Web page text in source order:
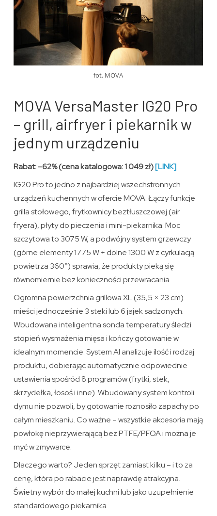
fot. MOVA
MOVA VersaMaster IG20 Pro
– grill, airfryer i piekarnik w
jednym urządzeniu
Rabat: –62% (cena katalogowa: 1 049 zł)[LINK]
IG20 Pro to jedno z najbardziej wszechstronnych
urządzeń kuchennych w ofercie MOVA. Łączy funkcje
grilla stołowego, frytkownicy beztłuszczowej (air
fryera), płyty do pieczenia i mini-piekarnika. Moc
szczytowa to 3075 W, a podwójny system grzewczy
(górne elementy 1775 W + dolne 1300 W z cyrkulacją
powietrza 360°) sprawia, że produkty pieką się
równomiernie bez konieczności przewracania.
Ogromna powierzchnia grillowa XL (35,5 × 23 cm)
mieści jednocześnie 3 steki lub 6 jajek sadzonych.
Wbudowana inteligentna sonda temperatury śledzi
stopień wysmażenia mięsa i kończy gotowanie w
idealnym momencie. System AI analizuje ilość i rodzaj
produktu, dobierając automatycznie odpowiednie
ustawienia spośród 8 programów (frytki, stek,
skrzydełka, łosoś i inne). Wbudowany system kontroli
dymu nie pozwoli, by gotowanie roznosiło zapachy po
całym mieszkaniu. Co ważne – wszystkie akcesoria mają
powłokę nieprzywierającą bez PTFE/PFOA i można je
myć w zmywarce.
Dlaczego warto? Jeden sprzęt zamiast kilku – i to za
cenę, która po rabacie jest naprawdę atrakcyjna.
Świetny wybór do małej kuchni lub jako uzupełnienie
standardowego piekarnika.